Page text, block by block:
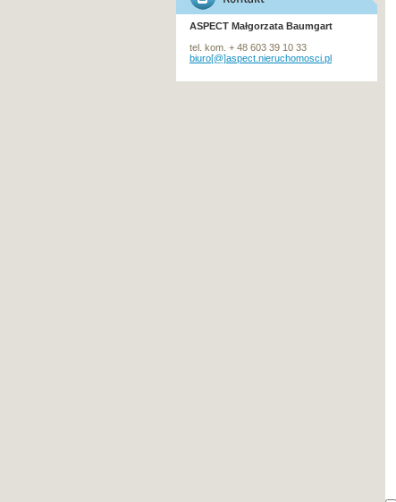
ASPECT Małgorzata Baumgart
tel. kom. + 48 603 39 10 33
biuro[@]aspect.nieruchomosci.pl